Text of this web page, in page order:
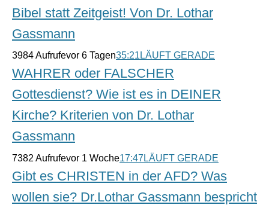
Bibel statt Zeitgeist! Von Dr. Lothar
Gassmann
3984 Aufrufevor 6 Tagen35:21 LÄUFT GERADE
WAHRER oder FALSCHER
Gottesdienst? Wie ist es in DEINER
Kirche? Kriterien von Dr. Lothar
Gassmann
7382 Aufrufevor 1 Woche17:47 LÄUFT GERADE
Gibt es CHRISTEN in der AFD? Was
wollen sie? Dr.Lothar Gassmann bespricht